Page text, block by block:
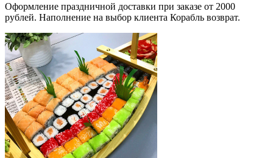
Оформление праздничной доставки при заказе от 2000
рублей. Наполнение на выбор клиента Корабль возврат.